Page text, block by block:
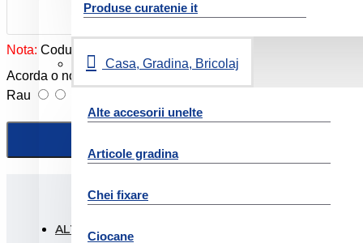
Produse curatenie it
Casa, Gradina, Bricolaj
Alte accesorii unelte
Articole gradina
Chei fixare
Ciocane
Nota: Codul HTML este citit ca şi text!
Acorda o nota produslui:
Rau
ALTI CLIENTI AU FOST INTERESATI SI DE: